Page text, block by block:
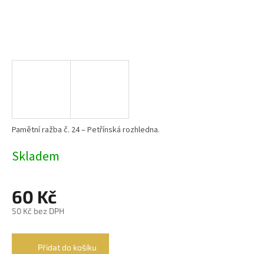
60 Kč
50 Kč bez DPH
Skladem
Přidat do košíku
Pamětní ražba č. 24 – Petřínská rozhledna.